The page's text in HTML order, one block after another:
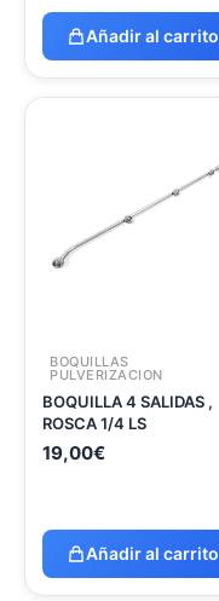
Añadir al carrito
BOQUILLAS
PULVERIZACION
BOQUILLA 4 SALIDAS ,
ROSCA 1/4 LS
19,00€
Añadir al carrito